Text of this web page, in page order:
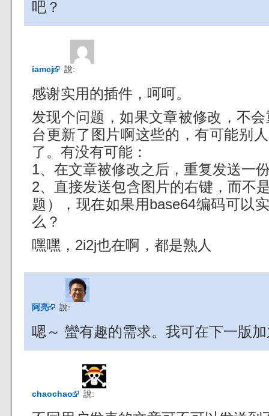
吧？
iamcj 說:
感谢实用的插件，呵呵。
发现个问题，如果文章被修改，不
台更新了图片啊这些的，有可能别
了。有没有可能：
1、在文章被修改之后，重复发送一
2、直接发送包含图片的右键，而不
题），现在如果用base64编码可以
么？
嘿嘿，2i2j也在啊，都是熟人
阿亮 說:
嗯～ 蠻有趣的需求。我可在下一版
chaochao 說: